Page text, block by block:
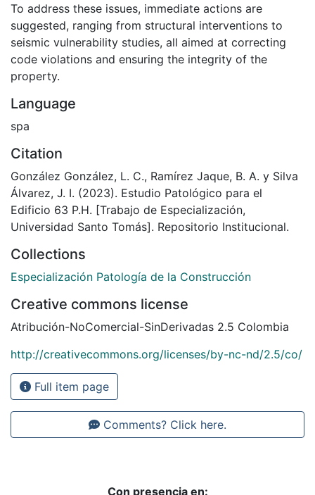
To address these issues, immediate actions are
suggested, ranging from structural interventions to
seismic vulnerability studies, all aimed at correcting
code violations and ensuring the integrity of the
property.
Language
spa
Citation
González González, L. C., Ramírez Jaque, B. A. y Silva
Álvarez, J. I. (2023). Estudio Patológico para el
Edificio 63 P.H. [Trabajo de Especialización,
Universidad Santo Tomás]. Repositorio Institucional.
Collections
Especialización Patología de la Construcción
Creative commons license
Atribución-NoComercial-SinDerivadas 2.5 Colombia
http://creativecommons.org/licenses/by-nc-nd/2.5/co/
Full item page
Comments? Click here.
Con presencia en: